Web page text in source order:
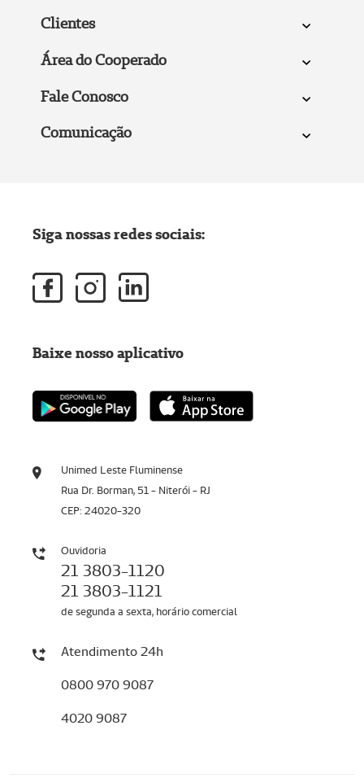
Clientes
Área do Cooperado
Fale Conosco
Comunicação
Unimed Leste Fluminense
Rua Dr. Borman, 51 - Niterói - RJ
CEP: 24020-320
Ouvidoria
21 3803-1120
21 3803-1121
de segunda a sexta, horário comercial
Atendimento 24h
0800 970 9087
4020 9087
Siga nossas redes sociais:
Baixe nosso aplicativo